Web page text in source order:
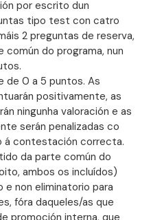
por escrito dun
tipo test con catro
2 preguntas de reserva,
do programa, nun
de 0 a 5 puntos. As
positivamente, as
ningunha valoración e as
serán penalizadas co
á contestación correcta.
da parte común do
ambos os incluídos)
non eliminatorio para
fóra daqueles/as que